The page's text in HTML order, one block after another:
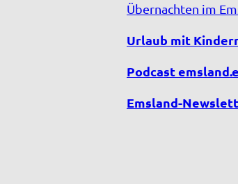
Übernachten im
Urlaub mit
Podcast
Emsland-